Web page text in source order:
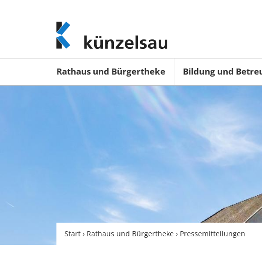
www.kuenzelsau.de
(zur
Startseite)
Rathaus und Bürgertheke Bildung und
Start › Rathaus und Bürgertheke › Pressemitteilungen